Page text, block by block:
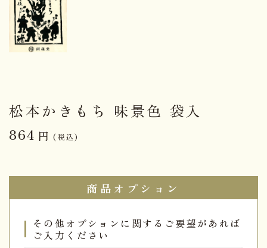
松本かきもち 味景色 袋入
864 円 (税込)
商品オプション
その他オプションに関するご要望があれば
ご入力ください